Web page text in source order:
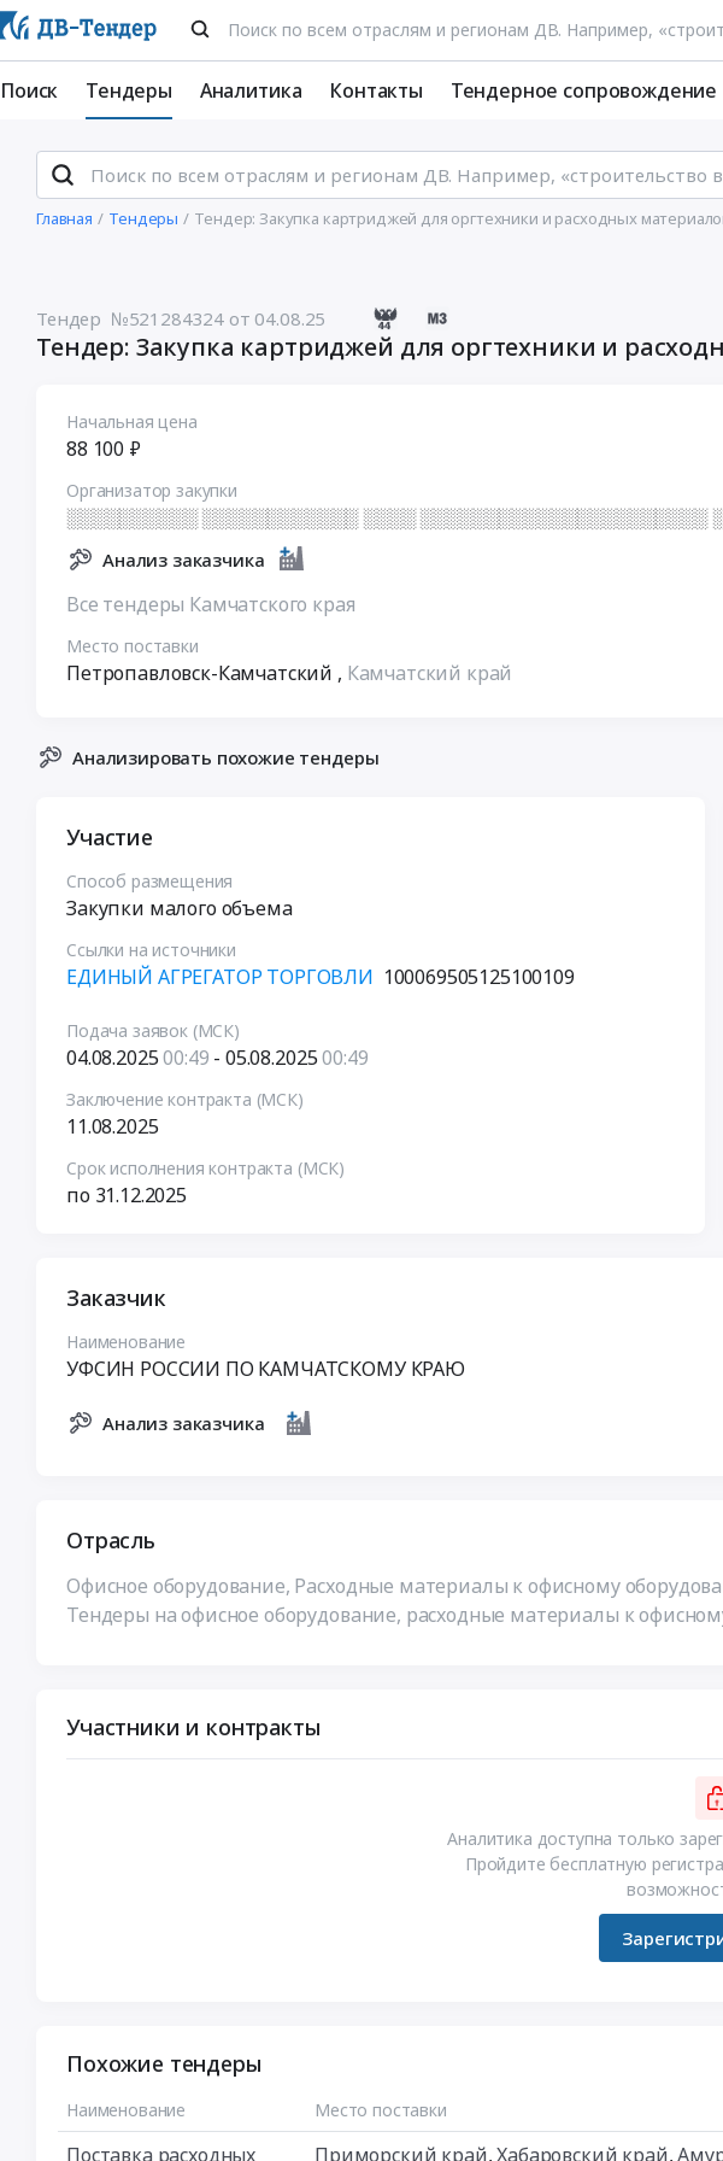
Поиск Тендеры Аналитика Контакты Тендерное сопровождение
Главная Тендеры Тендер: Закупка картриджей для оргтехники и расходных
Тендер №521284324 от 04.08.25
Тендер: Закупка картриджей для оргтехники и
Начальная цена
88 100 ₽
Организатор закупки
░░░░░░░░░░ ░░░░░░░░░░░░ ░░░░ ░░░░░░░░░░░░░░░░░░░░░░
Анализ заказчика
Все тендеры Камчатского края
Место поставки
Петропавловск-Камчатский , Камчатский край
Анализировать похожие тендеры
Участие
Способ размещения
Закупки малого объема
Ссылки на источники
ЕДИНЫЙ АГРЕГАТОР ТОРГОВЛИ 100069505125100109
Подача заявок (МСК)
04.08.202500:49 - 05.08.202500:49
Заключение контракта (МСК)
11.08.2025
Срок исполнения контракта (МСК)
по 31.12.2025
Заказчик
Наименование
УФСИН РОССИИ ПО КАМЧАТСКОМУ КРАЮ
Анализ заказчика
Отрасль
Офисное оборудование, Расходные материалы к офисному
Тендеры на офисное оборудование, расходные материалы к
Участники и контракты
Аналитика доступна только
Пройдите бесплатную
Похожие тендеры
Наименование Место поставки
Поставка расходных
Приморский край,Хабаровский край,